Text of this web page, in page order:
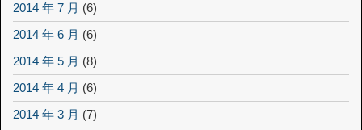
2014 年 7 月 (6)
2014 年 6 月 (6)
2014 年 5 月 (8)
2014 年 4 月 (6)
2014 年 3 月 (7)